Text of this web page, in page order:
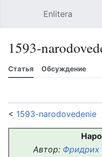
Enlitera
1593-
Статья Обсуждение
< 1593-narodovedenie
Автор: Фридрих